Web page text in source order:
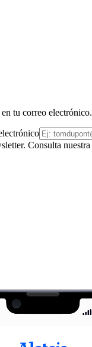
tu correo electrónico.
Consulta nuestra